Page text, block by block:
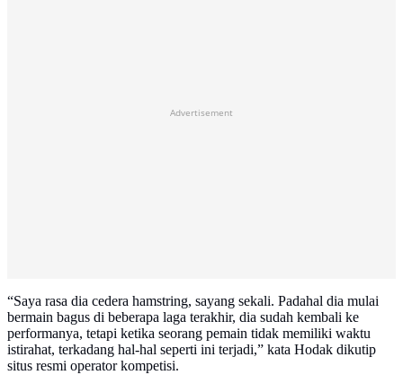
Advertisement
“Saya rasa dia cedera hamstring, sayang sekali. Padahal dia mulai
bermain bagus di beberapa laga terakhir, dia sudah kembali ke
performanya, tetapi ketika seorang pemain tidak memiliki waktu
istirahat, terkadang hal-hal seperti ini terjadi,” kata Hodak dikutip
situs resmi operator kompetisi.